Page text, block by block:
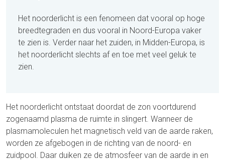
Het noorderlicht is een fenomeen dat vooral op hoge
breedtegraden en dus vooral in Noord-Europa vaker
te zien is. Verder naar het zuiden, in Midden-Europa, is
het noorderlicht slechts af en toe met veel geluk te
zien.
Het noorderlicht ontstaat doordat de zon voortdurend
zogenaamd plasma de ruimte in slingert. Wanneer de
plasmamoleculen het magnetisch veld van de aarde raken,
worden ze afgebogen in de richting van de noord- en
zuidpool. Daar duiken ze de atmosfeer van de aarde in en